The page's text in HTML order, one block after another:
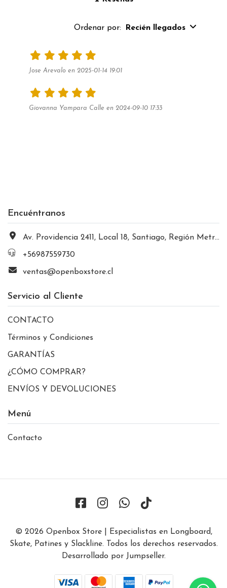
Ordenar por: Recién llegados
Jose Arevalo en 2025-01-14 19:01
Giovanna Yampara Calle en 2024-09-10 17:33
Encuéntranos
Av. Providencia 2411, Local 18, Santiago, Región Metropolitana, Chile
+56987559730
ventas@openboxstore.cl
Servicio al Cliente
CONTACTO
Términos y Condiciones
GARANTÍAS
¿CÓMO COMPRAR?
ENVÍOS Y DEVOLUCIONES
Menú
Contacto
© 2026 Openbox Store | Especialistas en Longboard,
Skate, Patines y Slackline. Todos los derechos reservados.
Desarrollado por Jumpseller.